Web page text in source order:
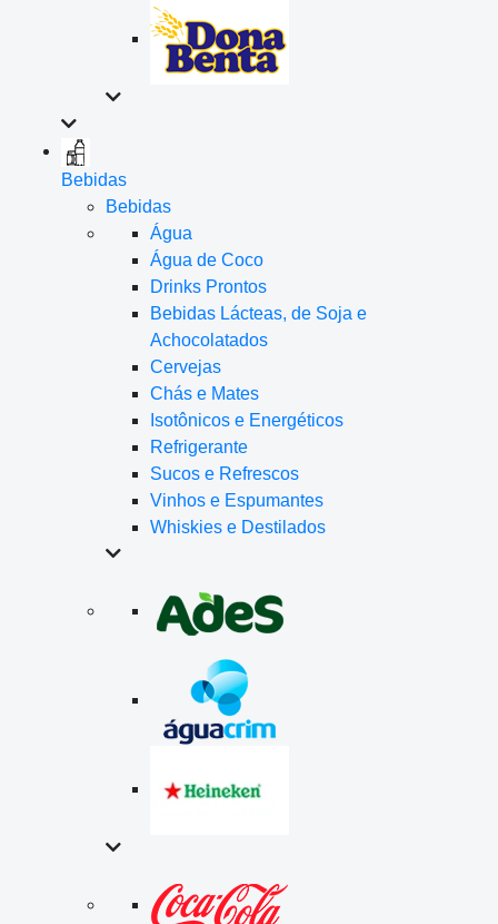
Bebidas
Bebidas
Água
Água de Coco
Drinks Prontos
Bebidas Lácteas, de Soja e
Achocolatados
Cervejas
Chás e Mates
Isotônicos e Energéticos
Refrigerante
Sucos e Refrescos
Vinhos e Espumantes
Whiskies e Destilados